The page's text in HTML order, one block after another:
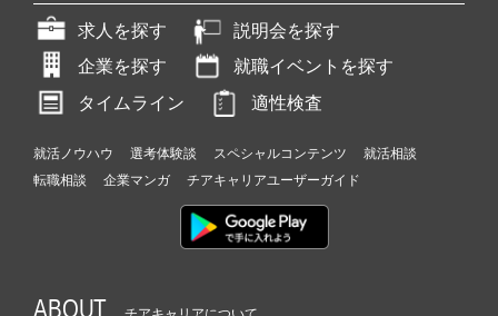
求人を探す
説明会を探す
企業を探す
就職イベントを探す
タイムライン
適性検査
就活ノウハウ 選考体験談 スペシャルコンテンツ
就活相談
転職相談
企業マンガ チアキャリアユーザーガイド
ABOUT